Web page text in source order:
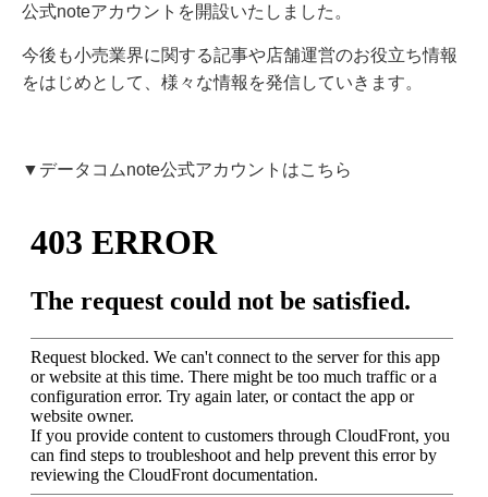
公式noteアカウントを開設いたしました。
今後も小売業界に関する記事や店舗運営のお役立ち情報
をはじめとして、様々な情報を発信していきます。
▼データコムnote公式アカウントはこちら